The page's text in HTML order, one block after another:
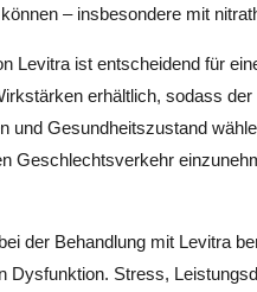
– insbesondere mit
Levitra ist entscheidend für
erhältlich, sodass
und Gesundheitszustand
Geschlechtsverkehr
der Behandlung mit Levitra
Dysfunktion. Stress,